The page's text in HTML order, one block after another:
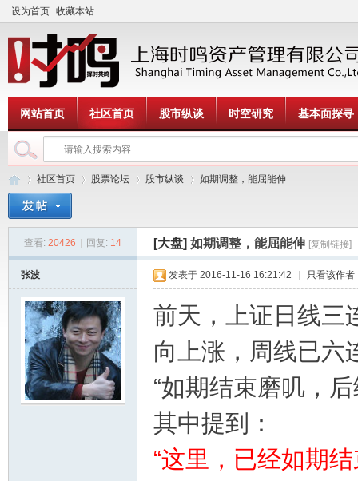
设为首页 收藏本站
网站首页 社区首页 股市纵谈 时空研究 基本面探寻
»
社区首页 股票论坛 股市纵谈
›
如期调整，能屈能伸
查看: 20426 回复: 14 [大盘] 如期调整，能屈能伸 [复制链接]
张波 发表于 2016-11-16 16:21:42 只看该作者
前天，上证日线三
向上涨，周线已六
“如期结束磨叽，
其中提到：
“这里，已经如期